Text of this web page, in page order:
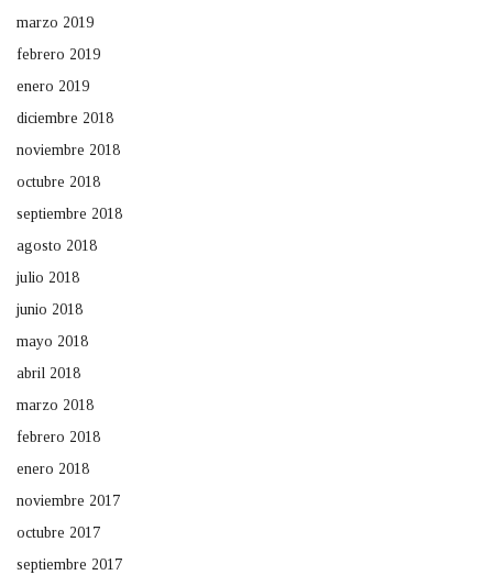
marzo 2019
febrero 2019
enero 2019
diciembre 2018
noviembre 2018
octubre 2018
septiembre 2018
agosto 2018
julio 2018
junio 2018
mayo 2018
abril 2018
marzo 2018
febrero 2018
enero 2018
noviembre 2017
octubre 2017
septiembre 2017